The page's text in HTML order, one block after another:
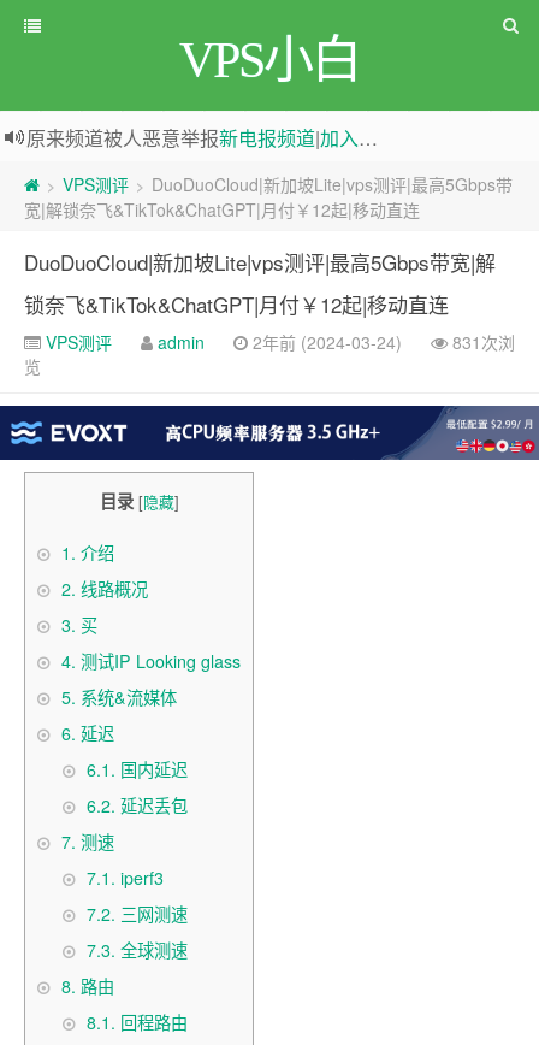
VPS小白
greenwebpage|香港|日本|新加坡|美国等多地vps测评|移动直连|1Gbps带宽|年付€29
原来频道被人恶意举报新电报频道| 加入电报群
> VPS测评 > DuoDuoCloud|新加坡Lite|vps测评|最高5Gbps带
宽|解锁奈飞&TikTok&ChatGPT|月付￥12起|移动直连
DuoDuoCloud|新加坡Lite|vps测评|最高5Gbps带宽|解
锁奈飞&TikTok&ChatGPT|月付￥12起|移动直连
VPS测评 admin 2年前 (2024-03-24)
831次浏
览
目录 [隐藏]
1. 介绍
2. 线路概况
3. 买
4. 测试IP Looking glass
5. 系统&流媒体
6. 延迟
6.1. 国内延迟
6.2. 延迟丢包
7. 测速
7.1. iperf3
7.2. 三网测速
7.3. 全球测速
8. 路由
8.1. 回程路由